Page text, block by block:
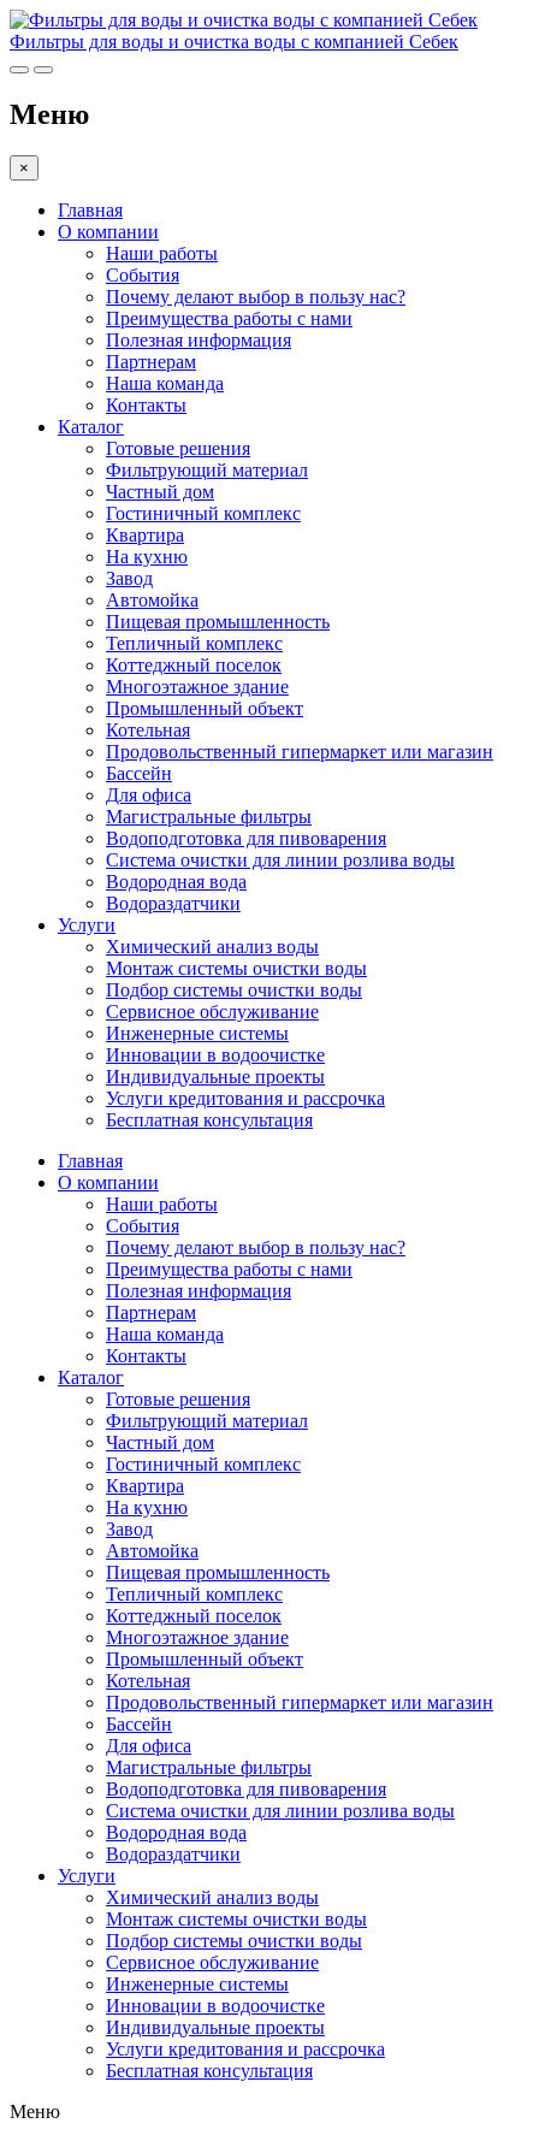
Фильтры для воды и очистка воды с компанией Себек
Меню
×
Главная
О компании
Наши работы
События
Почему делают выбор в пользу нас?
Преимущества работы с нами
Полезная информация
Партнерам
Наша команда
Контакты
Каталог
Готовые решения
Фильтрующий материал
Частный дом
Гостиничный комплекс
Квартира
На кухню
Завод
Автомойка
Пищевая промышленность
Тепличный комплекс
Коттеджный поселок
Многоэтажное здание
Промышленный объект
Котельная
Продовольственный гипермаркет или магазин
Бассейн
Для офиса
Магистральные фильтры
Водоподготовка для пивоварения
Система очистки для линии розлива воды
Водородная вода
Водораздатчики
Услуги
Химический анализ воды
Монтаж системы очистки воды
Подбор системы очистки воды
Сервисное обслуживание
Инженерные системы
Инновации в водоочистке
Индивидуальные проекты
Услуги кредитования и рассрочка
Бесплатная консультация
Главная
О компании
Наши работы
События
Почему делают выбор в пользу нас?
Преимущества работы с нами
Полезная информация
Партнерам
Наша команда
Контакты
Каталог
Готовые решения
Фильтрующий материал
Частный дом
Гостиничный комплекс
Квартира
На кухню
Завод
Автомойка
Пищевая промышленность
Тепличный комплекс
Коттеджный поселок
Многоэтажное здание
Промышленный объект
Котельная
Продовольственный гипермаркет или магазин
Бассейн
Для офиса
Магистральные фильтры
Водоподготовка для пивоварения
Система очистки для линии розлива воды
Водородная вода
Водораздатчики
Услуги
Химический анализ воды
Монтаж системы очистки воды
Подбор системы очистки воды
Сервисное обслуживание
Инженерные системы
Инновации в водоочистке
Индивидуальные проекты
Услуги кредитования и рассрочка
Бесплатная консультация
Меню